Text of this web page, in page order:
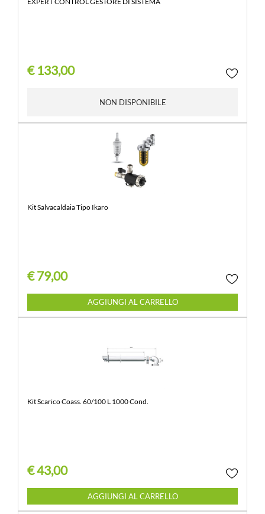
€ 133,00
NON DISPONIBILE
Kit Salvacaldaia Tipo Ikaro
€ 79,00
Quantità
AGGIUNGI AL CARRELLO
Kit Scarico Coass. 60/100 L 1000 Cond.
€ 43,00
Quantità
AGGIUNGI AL CARRELLO